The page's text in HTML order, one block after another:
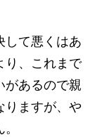
して悪くはあ
り、これまで
があるので親
りますが、や